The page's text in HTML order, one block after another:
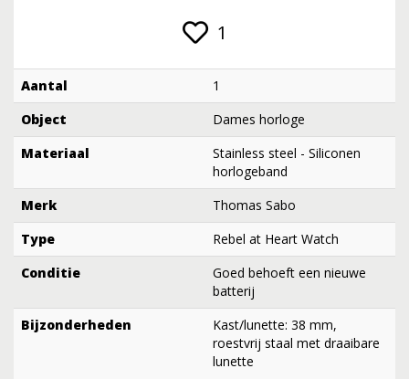
1
Aantal
1
Object
Dames horloge
Materiaal
Stainless steel - Siliconen
horlogeband
Merk
Thomas Sabo
Type
Rebel at Heart Watch
Conditie
Goed behoeft een nieuwe
batterij
Bijzonderheden
Kast/lunette: 38 mm,
roestvrij staal met draaibare
lunette